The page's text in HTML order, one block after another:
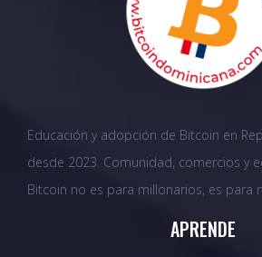
Educación y adopción de Bitcoin en
desde 2023. Comunidad, comercios y
Bitcoin no es para millonarios, es para
APRENDE